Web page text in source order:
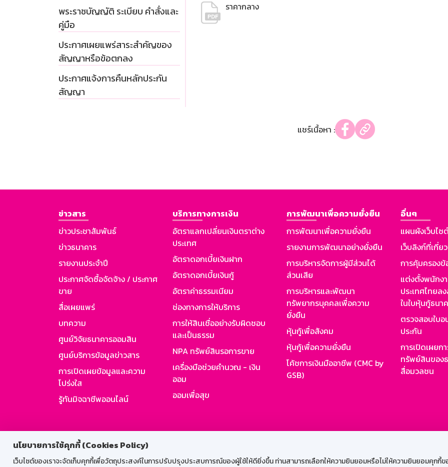
นโยบายการใช้คุกกี้ (Cookies Policy)
เว็บไซต์ของเราจะจัดเก็บคุกกี้เพื่อวัตถุประสงค์ในการปรับปรุงประสบการณ์ของผู้ใช้ให้ดียิ่งขึ้น ท่านสามารถเลือกให้ความยินยอมหรือไม่ให้ความยินยอมคุกกี้ข
พระราชบัญญัติ ระเบียบ คำสั่งและ
คู่มือ
ประกาศเผยแพร่สาระสำคัญของ
สัญญาหรือข้อตกลง
ประกาศแจ้งการคืนหลักประกัน
สัญญา
ราคากลาง
แชร์เนื้อหา :
ข่าวสาร
ข่าวประชาสัมพันธ์
ข่าวธนาคาร
รายงานประจำปี
ประกาศจัดซื้อจัดจ้าง / ประกาศ
ขาย
สื่อเผยแพร่
บทความ
ศูนย์วิจัยธนาคารออมสิน
ศูนย์บริการข้อมูลข่าวสาร
การเปิดเผยข้อมูลและความ
โปร่งใส
รู้ทันมิจฉาชีพออนไลน์
บริการทางการเงิน
อัตราแลกเปลี่ยนเงินตราต่าง
ประเทศ
อัตราดอกเบี้ยเงินฝาก
อัตราดอกเบี้ยเงินกู้
อัตราค่าธรรมเนียม
ช่องทางการให้บริการ
การให้สินเชื่ออย่างรับผิดชอบ
และเป็นธรรม
NPA ทรัพย์สินรอการขาย
เครื่องมือช่วยคำนวณ - เงิน
ออม
ออมเพื่อสุข
การพัฒนาเพื่อความยั่งยืน
การพัฒนาเพื่อความยั่งยืน
รายงานการพัฒนาอย่างยั่งยืน
การบริหารจัดการผู้มีส่วนได้
ส่วนเสีย
การบริหารและพัฒนา
ทรัพยากรบุคคลเพื่อความ
ยั่งยืน
หุ้นกู้เพื่อสังคม
หุ้นกู้เพื่อความยั่งยืน
โค้ชการเงินมืออาชีพ (CMC by
GSB)
อื่นๆ
แผนผังเว็บไซ
เว็บลิงก์ที่เกี่ย
การคุ้มครอง
แต่งตั้งพนักง
ประเทศไทยล
ในใบหุ้นกู้ธนา
ตรวจสอบใบ
ประกัน
การเปิดเผยก
ทรัพย์สินของ
สื่อมวลชน